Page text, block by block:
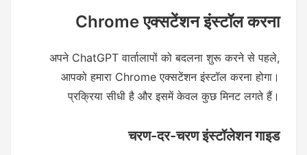
Chrome एक्सटेंशन इंस्टॉल करना
अपने ChatGPT वार्तालापों को बदलना शुरू करने से पहले,
आपको हमारा Chrome एक्सटेंशन इंस्टॉल करना होगा।
प्रक्रिया सीधी है और इसमें केवल कुछ मिनट लगते हैं।
चरण-दर-चरण इंस्टॉलेशन गाइड